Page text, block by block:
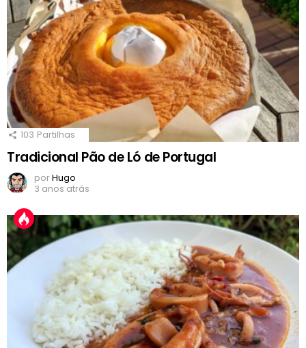
103 Partilhas
Tradicional Pão de Ló de Portugal
porHugo
3 anos atrás